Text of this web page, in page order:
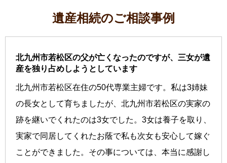
遺産相続のご相談事例
北九州市若松区の父が亡くなったのですが、三女が遺
産を独り占めしようとしています
北九州市若松区在住の50代専業主婦です。私は3姉妹
の長女として育ちましたが、北九州市若松区の実家の
跡を継いでくれたのは3女でした。3女は養子を取り、
実家で同居してくれたお蔭で私も次女も安心して嫁ぐ
ことができました。その事については、本当に感謝し